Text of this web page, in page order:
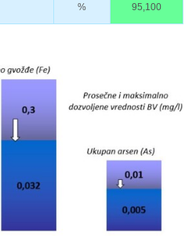
% 95,100